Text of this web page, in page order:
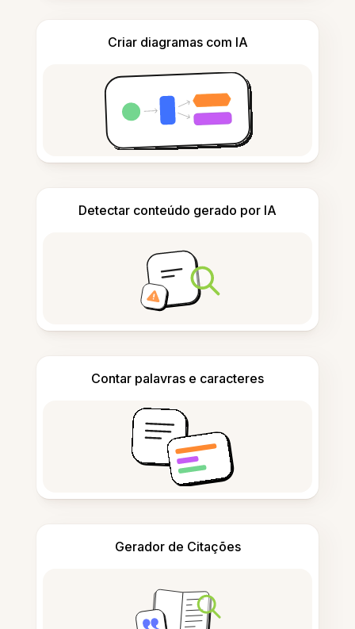
Criar diagramas com IA
Detectar conteúdo gerado por IA
Contar palavras e caracteres
Gerador de Citações